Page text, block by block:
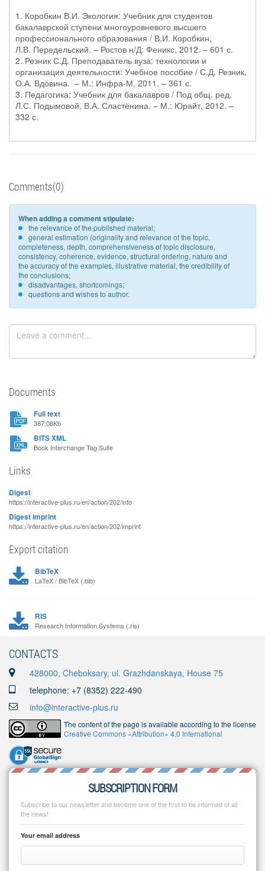
1. Коробкин В.И. Экология: Учебник для студентов
бакалаврской ступени многоуровневого высшего
профессионального образования / В.И. Коробкин,
Л.В. Передельский. – Ростов н/Д: Феникс, 2012. – 601 с.
2. Резник С.Д. Преподаватель вуза: технологии и
организация деятельности: Учебное пособие / С.Д. Резник,
О.А. Вдовина. – М.: Инфра-М, 2011. – 361 с.
3. Педагогика: Учебник для бакалавров / Под общ. ред.
Л.С. Подымовой, В.А. Сластёнина. – М.: Юрайт, 2012. –
332 с.
Comments(0)
When adding a comment stipulate:
the relevance of the published material;
general estimation (originality and relevance of the topic,
completeness, depth, comprehensiveness of topic disclosure,
consistency, coherence, evidence, structural ordering, nature and
the accuracy of the examples, illustrative material, the credibility of
the conclusions;
disadvantages, shortcomings;
questions and wishes to author.
Documents
Full text
387.08Kb
BITS XML
Book Interchange Tag Suite
Links
Digest
https://interactive-plus.ru/en/action/202/info
Digest imprint
https://interactive-plus.ru/en/action/202/imprint
Export citation
BibTeX
LaTeX / BibTeX (.bib)
RIS
Research Information Systems (.ris)
CONTACTS
428000, Cheboksary, ul. Grazhdanskaya, House 75
telephone: +7 (8352) 222-490
info@interactive-plus.ru
The content of the page is available according to the license
Creative Commons «Attribution» 4.0 International
SUBSCRIPTION FORM
Subscribe to our newsletter and become one of the first to be informed of all
the news!
Your email address